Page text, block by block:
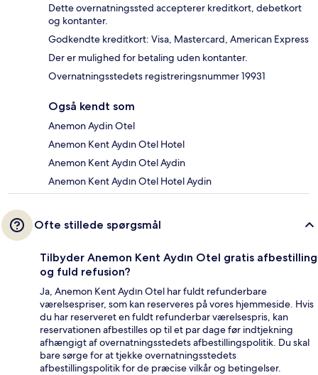
Dette overnatningssted accepterer kreditkort, debetkort
og kontanter.
Godkendte kreditkort: Visa, Mastercard, American Express
Der er mulighed for betaling uden kontanter.
Overnatningsstedets registreringsnummer 19931
Også kendt som
Anemon Aydin Otel
Anemon Kent Aydın Otel Hotel
Anemon Kent Aydın Otel Aydin
Anemon Kent Aydın Otel Hotel Aydin
Ofte stillede spørgsmål
Tilbyder Anemon Kent Aydın Otel gratis afbestilling
og fuld refusion?
Ja, Anemon Kent Aydın Otel har fuldt refunderbare
værelsespriser, som kan reserveres på vores hjemmeside. Hvis
du har reserveret en fuldt refunderbar værelsespris, kan
reservationen afbestilles op til et par dage før indtjekning
afhængigt af overnatningsstedets afbestillingspolitik. Du skal
bare sørge for at tjekke overnatningsstedets
afbestillingspolitik for de præcise vilkår og betingelser.